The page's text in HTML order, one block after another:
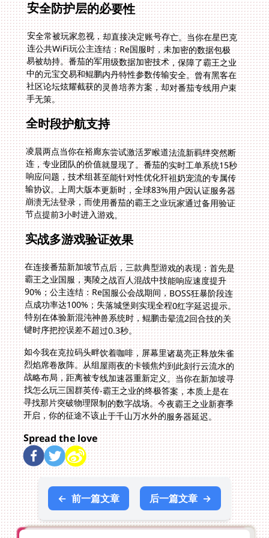
安全防护层的必要性
安全常被玩家忽视，却直接决定账号存亡。当你在星巴克
连公共WiFi玩公主连结：Re国服时，未加密的数据包极
易被劫持。番茄的军用级数据加密技术，保障了霸王之业
中的元宝交易和鲲鹏内丹特性参数传输安全。曾有黑客在
社区论坛炫耀截获的灵兽培养方案，却对番茄专线用户束
手无策。
全时段护航支持
凌晨两点当你在裕廊东尝试激活罗睺道法流新羁绊突然断
连，专业团队的价值就显现了。番茄的实时工单系统15秒
响应问题，技术组甚至能针对性优化犴祖奶宠流的专属传
输协议。上周大版本更新时，全球83%用户因认证服务器
崩溃无法登录，而使用番茄的霸王之业玩家通过备用验证
节点提前3小时进入游戏。
实战多游戏验证效果
在连接番茄新加坡节点后，三款典型游戏的表现：首先是
霸王之业国服，夷陵之战百人混战中技能响应速度提升
90%；公主连结：Re国服公会战期间，BOSS狂暴阶段连
点成功率达100%；失落城堡则实现全程0红字延迟提示。
特别在体验新混沌神兽系统时，鲲鹏击晕流2回合技的关
键时序把控误差不超过0.3秒。
如今我在克拉码头畔饮着咖啡，屏幕里诸葛亮正释放朱雀
烈焰席卷敌阵。从组屋雨夜的卡顿焦灼到此刻行云流水的
战略布局，距离被专线加速器重新定义。当你在新加坡寻
找怎么玩三国群英传-霸王之业的终极答案，本质上是在
寻找那片突破物理限制的数字战场。今夜霸王之业新赛季
开启，你的征途不该止于千山万水外的服务器延迟。
Spread the love
← 前一篇文章 后一篇文章 →